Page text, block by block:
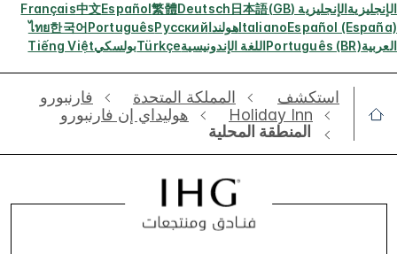
الإنجليزيةالإنجليزية (GB) 日本語
Deutsch
繁體
Español
中文
Français
Español (España)
ItalianoهولنداРусский
Português
한국어
ไทย
العربيةPortuguês (BR)اللغة الإندونيسيةTürkçeبولسكيTiếng Việt
استكشف ‫‫المملكة المتحدة
فارنبورو
Holiday Inn
هوليداي إن فارنبورو
المنطقة المحلية